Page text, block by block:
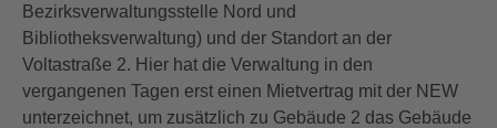
Bezirksverwaltungsstelle Nord und
Bibliotheksverwaltung) und der Standort an der
Voltastraße 2. Hier hat die Verwaltung in den
vergangenen Tagen erst einen Mietvertrag mit der NEW
unterzeichnet, um zusätzlich zu Gebäude 2 das Gebäude